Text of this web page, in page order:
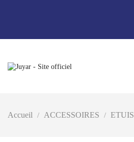
Accueil ACCESSOIRES ETUIS